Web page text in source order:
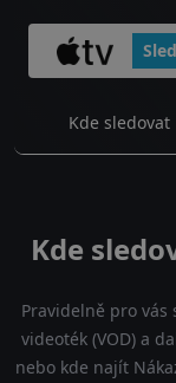
Kde sledovat
Kde
Pravidelně pro
videoték (VOD) a
nebo kde najít